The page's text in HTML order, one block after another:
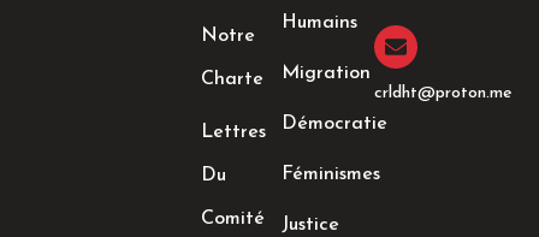
Notre
Charte
Lettres
Du
Comité
Humains
Migration
Démocratie
Féminismes
Justice
crldht@proton.me